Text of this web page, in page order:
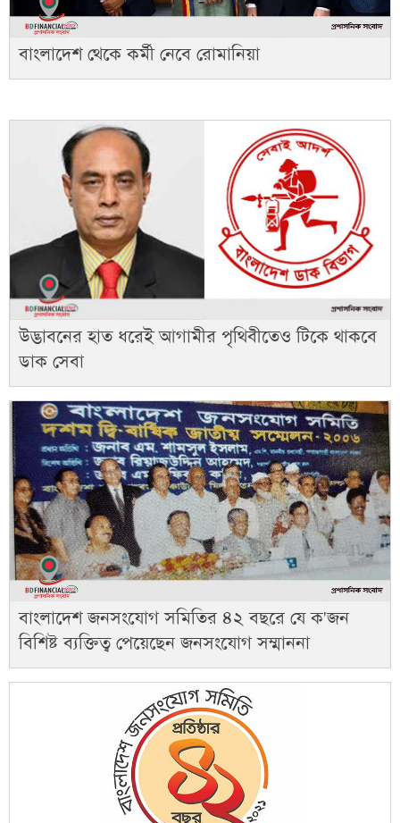
বাংলাদেশ থেকে কর্মী নেবে রোমানিয়া
উদ্ভাবনের হাত ধরেই আগামীর পৃথিবীতেও টিকে থাকবে
ডাক সেবা
বাংলাদেশ জনসংযোগ সমিতির ৪২ বছরে যে ক'জন
বিশিষ্ট ব্যক্তিত্ব পেয়েছেন জনসংযোগ সম্মাননা